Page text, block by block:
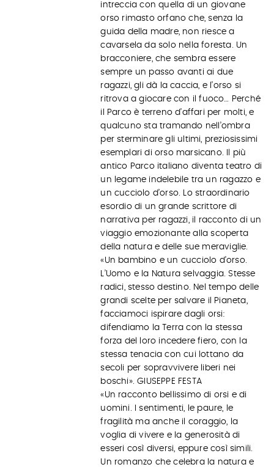
intreccia con quella di un giovane
orso rimasto orfano che, senza la
guida della madre, non riesce a
cavarsela da solo nella foresta. Un
bracconiere, che sembra essere
sempre un passo avanti ai due
ragazzi, gli dà la caccia, e l’orso si
ritrova a giocare con il fuoco… Perché
il Parco è terreno d’affari per molti, e
qualcuno sta tramando nell’ombra
per sterminare gli ultimi, preziosissimi
esemplari di orso marsicano. Il più
antico Parco italiano diventa teatro di
un legame indelebile tra un ragazzo e
un cucciolo d’orso. Lo straordinario
esordio di un grande scrittore di
narrativa per ragazzi, il racconto di un
viaggio emozionante alla scoperta
della natura e delle sue meraviglie.
«Un bambino e un cucciolo d’orso.
L’Uomo e la Natura selvaggia. Stesse
radici, stesso destino. Nel tempo delle
grandi scelte per salvare il Pianeta,
facciamoci ispirare dagli orsi:
difendiamo la Terra con la stessa
forza del loro incedere fiero, con la
stessa tenacia con cui lottano da
secoli per sopravvivere liberi nei
boschi». GIUSEPPE FESTA
«Un racconto bellissimo di orsi e di
uomini. I sentimenti, le paure, le
fragilità ma anche il coraggio, la
voglia di vivere e la generosità di
esseri così diversi, eppure così simili.
Un romanzo che celebra la natura e